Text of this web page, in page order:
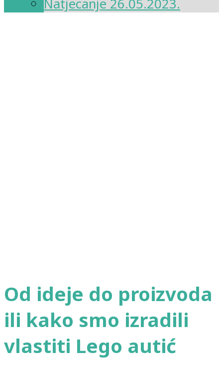
Natjecanje 26.05.2023.
Od ideje do proizvoda
ili kako smo izradili
vlastiti Lego autić